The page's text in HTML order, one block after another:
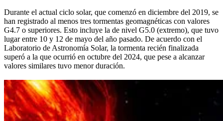
Durante el actual ciclo solar, que comenzó en diciembre del 2019, se
han registrado al menos tres tormentas geomagnéticas con valores
G4.7 o superiores. Esto incluye la de nivel G5.0 (extremo), que tuvo
lugar entre 10 y 12 de mayo del año pasado. De acuerdo con el
Laboratorio de Astronomía Solar, la tormenta recién finalizada
superó a la que ocurrió en octubre del 2024, que pese a alcanzar
valores similares tuvo menor duración.